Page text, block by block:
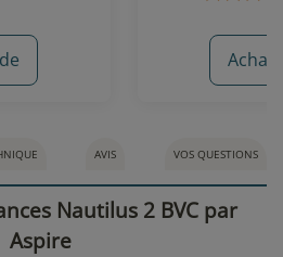
213 avis Achat
AVIS VOS QUESTIONS
Nautilus 2 BVC par
Aspire